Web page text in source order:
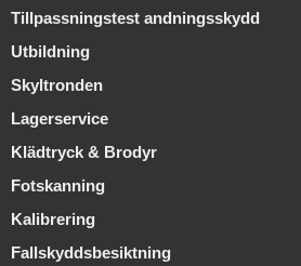
Tillpassningstest andningsskydd
Utbildning
Skyltronden
Lagerservice
Klädtryck & Brodyr
Fotskanning
Kalibrering
Fallskyddsbesiktning